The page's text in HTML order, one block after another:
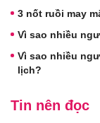
3 nốt ruồi may
Vì sao nhiều
Vì sao nhiều
lịch?
Tin nên đọc